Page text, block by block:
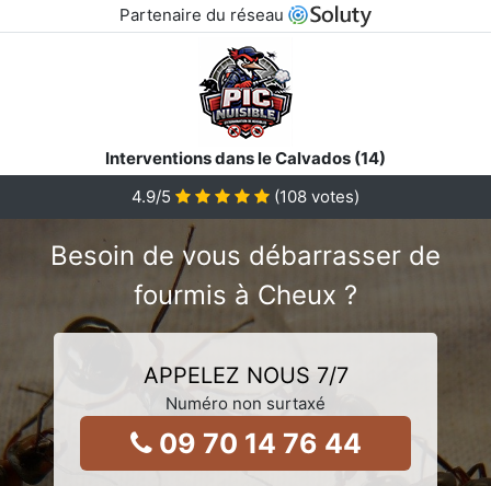
Partenaire du réseau
Interventions dans le Calvados (14)
4.9/5 (108 votes)
Besoin de vous débarrasser de
fourmis à Cheux ?
APPELEZ NOUS 7/7
Numéro non surtaxé
09 70 14 76 44